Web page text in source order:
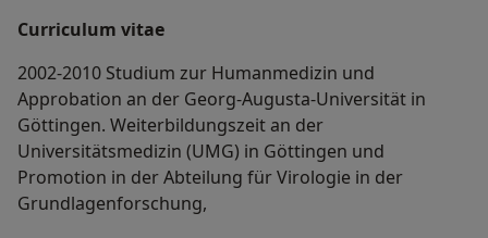
Curriculum vitae
2002-2010 Studium zur Humanmedizin und
Approbation an der Georg-Augusta-Universität in
Göttingen. Weiterbildungszeit an der
Universitätsmedizin (UMG) in Göttingen und
Promotion in der Abteilung für Virologie in der
Grundlagenforschung,